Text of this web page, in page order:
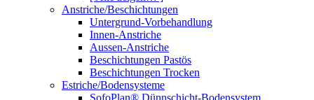
Anstriche/Beschichtungen
Untergrund-Vorbehandlung
Innen-Anstriche
Aussen-Anstriche
Beschichtungen Pastös
Beschichtungen Trocken
Estriche/Bodensysteme